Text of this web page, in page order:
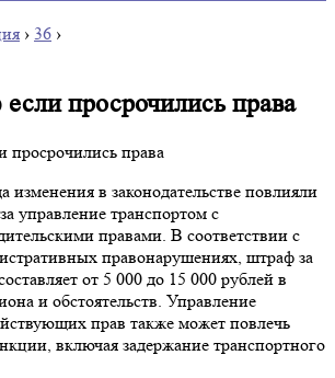
› 36 ›
просрочились права
изменения в законодательстве повлияли
управление транспортом с
правами. В соответствии с
правонарушениях, штраф за
от 5 000 до 15 000 рублей в
и обстоятельств. Управление
прав также может повлечь
включая задержание транспортного